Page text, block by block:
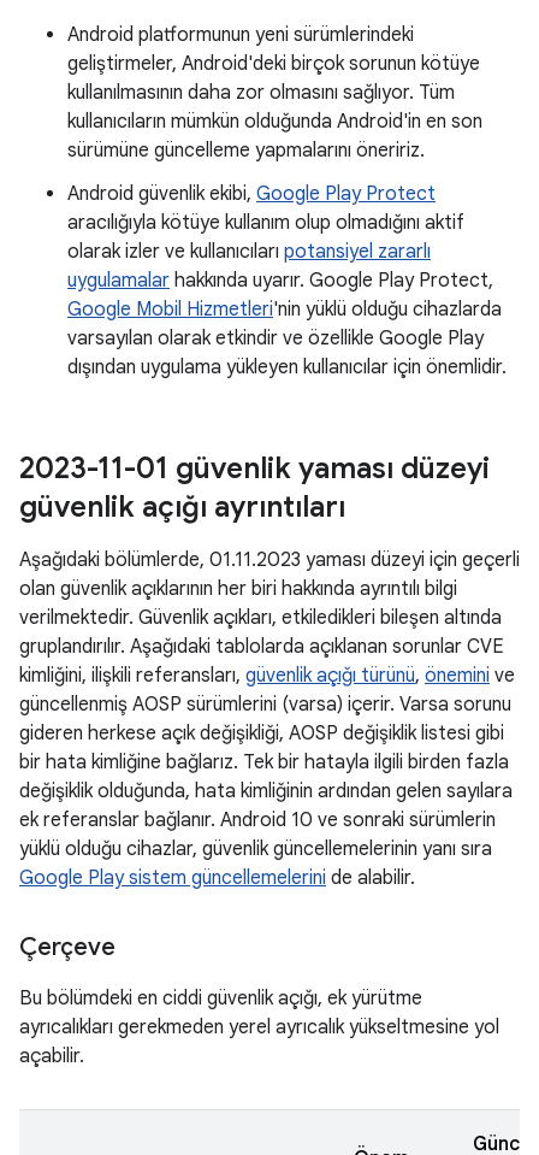
Android platformunun yeni sürümlerindeki
geliştirmeler, Android'deki birçok sorunun kötüye
kullanılmasının daha zor olmasını sağlıyor. Tüm
kullanıcıların mümkün olduğunda Android'in en son
sürümüne güncelleme yapmalarını öneririz.
Android güvenlik ekibi, Google Play Protect
aracılığıyla kötüye kullanım olup olmadığını aktif
olarak izler ve kullanıcıları potansiyel zararlı
uygulamalar hakkında uyarır. Google Play Protect,
Google Mobil Hizmetleri'nin yüklü olduğu cihazlarda
varsayılan olarak etkindir ve özellikle Google Play
dışından uygulama yükleyen kullanıcılar için önemlidir.
2023-11-01 güvenlik yaması düzeyi
güvenlik açığı ayrıntıları
Aşağıdaki bölümlerde, 01.11.2023 yaması düzeyi için geçerli
olan güvenlik açıklarının her biri hakkında ayrıntılı bilgi
verilmektedir. Güvenlik açıkları, etkiledikleri bileşen altında
gruplandırılır. Aşağıdaki tablolarda açıklanan sorunlar CVE
kimliğini, ilişkili referansları, güvenlik açığı türünü, önemini ve
güncellenmiş AOSP sürümlerini (varsa) içerir. Varsa sorunu
gideren herkese açık değişikliği, AOSP değişiklik listesi gibi
bir hata kimliğine bağlarız. Tek bir hatayla ilgili birden fazla
değişiklik olduğunda, hata kimliğinin ardından gelen sayılara
ek referanslar bağlanır. Android 10 ve sonraki sürümlerin
yüklü olduğu cihazlar, güvenlik güncellemelerinin yanı sıra
Google Play sistem güncellemelerini de alabilir.
Çerçeve
Bu bölümdeki en ciddi güvenlik açığı, ek yürütme
ayrıcalıkları gerekmeden yerel ayrıcalık yükseltmesine yol
açabilir.